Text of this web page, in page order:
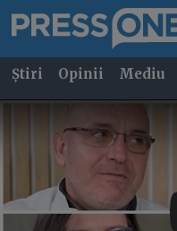
Știri Opinii Mediu